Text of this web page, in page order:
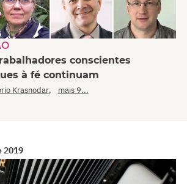
conscientes
à fé continuam
Krasnodar, mais 9...
2019